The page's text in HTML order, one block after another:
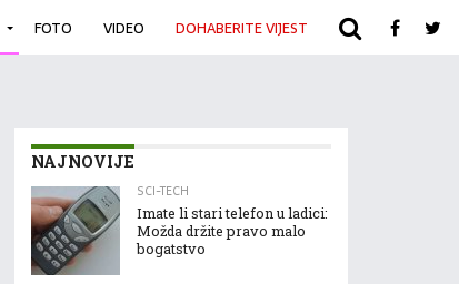
FOTO VIDEO DOHABERITE VIJEST ARHIVA
NAJNOVIJE
SCI-TECH
Imate li stari telefon u ladici:
Možda držite pravo malo
bogatstvo